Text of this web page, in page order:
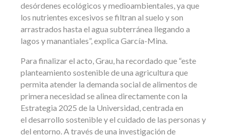
desórdenes ecológicos y medioambientales, ya que
los nutrientes excesivos se filtran al suelo y son
arrastrados hasta el agua subterránea llegando a
lagos y manantiales”, explica García-Mina.
Para finalizar el acto, Grau, ha recordado que “este
planteamiento sostenible de una agricultura que
permita atender la demanda social de alimentos de
primera necesidad se alinea directamente con la
Estrategia 2025 de la Universidad, centrada en
el desarrollo sostenible y el cuidado de las personas y
del entorno. A través de una investigación de